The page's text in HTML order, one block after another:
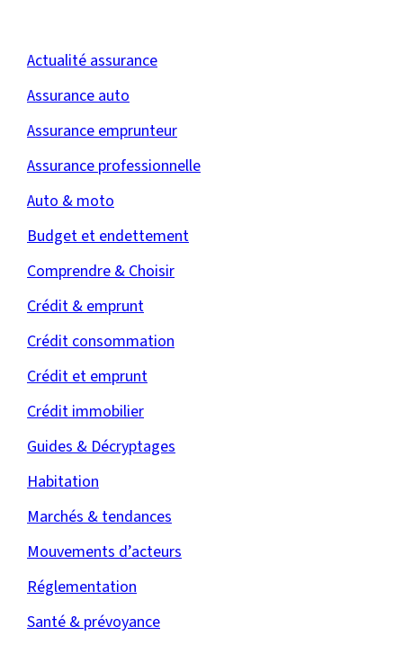
Actualité assurance
Assurance auto
Assurance emprunteur
Assurance professionnelle
Auto & moto
Budget et endettement
Comprendre & Choisir
Crédit & emprunt
Crédit consommation
Crédit et emprunt
Crédit immobilier
Guides & Décryptages
Habitation
Marchés & tendances
Mouvements d’acteurs
Réglementation
Santé & prévoyance